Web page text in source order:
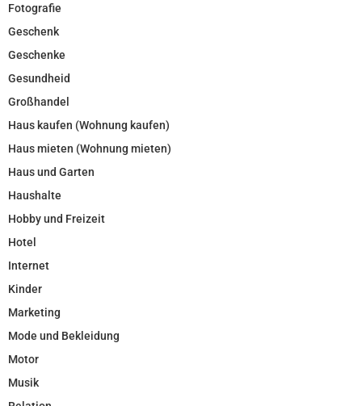
Fotografie
Geschenk
Geschenke
Gesundheid
Großhandel
Haus kaufen (Wohnung kaufen)
Haus mieten (Wohnung mieten)
Haus und Garten
Haushalte
Hobby und Freizeit
Hotel
Internet
Kinder
Marketing
Mode und Bekleidung
Motor
Musik